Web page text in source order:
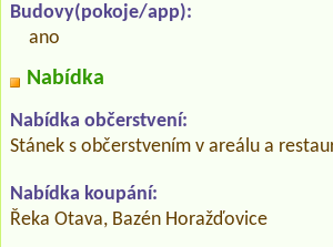
Budovy(pokoje/app):
ano
Nabídka
Nabídka občerstvení:
Stánek s občerstvením v areálu a
Nabídka koupání:
Řeka Otava, Bazén Horažďovice